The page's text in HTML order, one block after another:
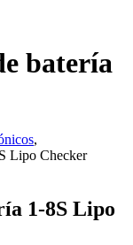
batería
,
Lipo Checker
1-8S Lipo